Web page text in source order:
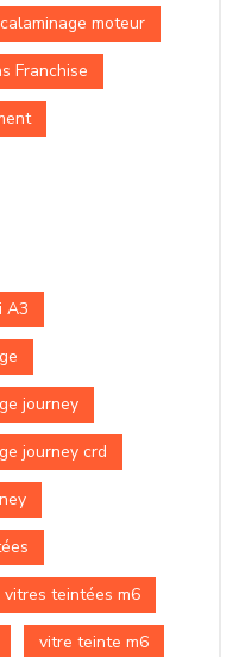
moteur
Franchise
A3
journey
journey crd
vitres teintées m6
vitre teinte m6